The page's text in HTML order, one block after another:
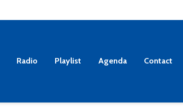
Radio Playlist Agenda Contact